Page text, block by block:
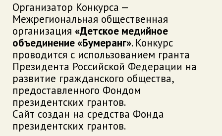
Организатор Конкурса —
Межрегиональная общественная
организация «Детское медийное
объединение «Бумеранг». Конкурс
проводится с использованием гранта
Президента Российской Федерации на
развитие гражданского общества,
предоставленного Фондом
президентских грантов.
Сайт создан на средства Фонда
президентских грантов.